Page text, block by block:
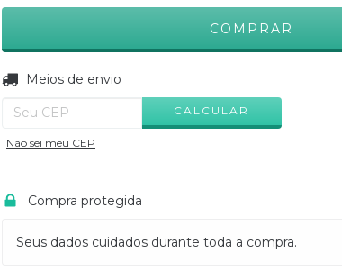
Entregas para o CEP:
Meios de envio
CALCULAR
Não sei meu CEP
Compra protegida
Seus dados cuidados durante toda a compra.